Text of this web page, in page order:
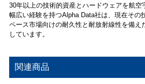
30年以上の技術的資産とハードウェアを航空
幅広い経験を持つAlpha Data社は、現在その
ペース市場向けの耐久性と耐放射線性を備え
しています。
関連商品